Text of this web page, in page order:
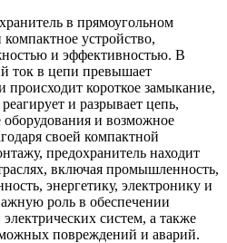
в прямоугольном
компактное устройство,
и эффективностью. В
ток в цепи превышает
происходит короткое замыкание,
и разрывает цепь,
и возможное
своей компактной
предохранитель находит
включая промышленность,
энергетику, электронику и
роль в обеспечении
систем, а также
повреждений и аварий.